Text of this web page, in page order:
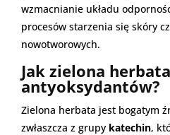
wzmacnianie układu
procesów starzenia się skóry
nowotworowych.
Jak zielona
antyoksydantów?
Zielona herbata jest bogatym
zwłaszcza z grupy katechin,